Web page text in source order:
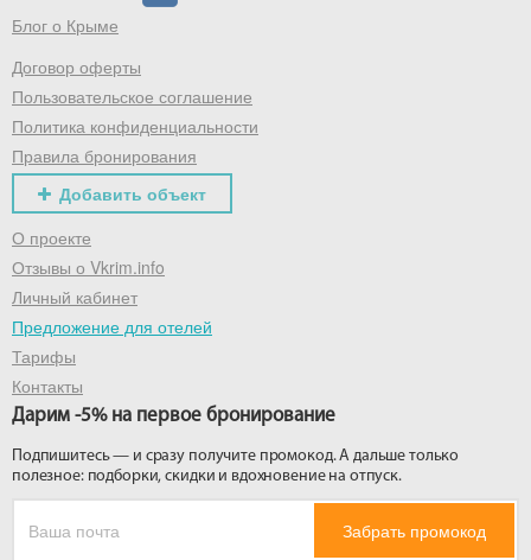
Блог о Крыме
Договор оферты
Пользовательское соглашение
Политика конфиденциальности
Правила бронирования
Добавить объект
О проекте
Отзывы о Vkrim.info
Личный кабинет
Предложение для отелей
Тарифы
Контакты
Дарим -5% на первое бронирование
Подпишитесь — и сразу получите промокод. А дальше только
полезное: подборки, скидки и вдохновение на отпуск.
Забрать промокод